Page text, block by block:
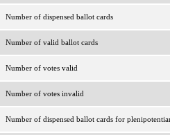
Number of dispensed ballot cards
Number of valid ballot cards
Number of votes valid
Number of votes invalid
Number of dispensed ballot cards for